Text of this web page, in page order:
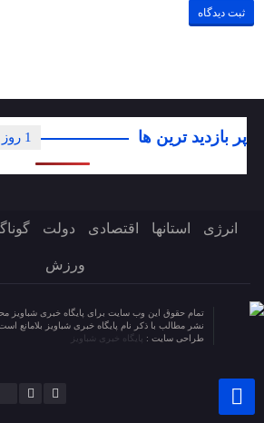
پر بازدید ترین ها 1 روز
انرژی استانها اقتصادی دولت
ورزش
تمام حقوق این وب سایت برای پایگاه خبری شباویز
نشر مطالب با ذکر نام پایگاه خبری شباویز بلامانع
طراحی سایت : پایگاه خبری شباویز